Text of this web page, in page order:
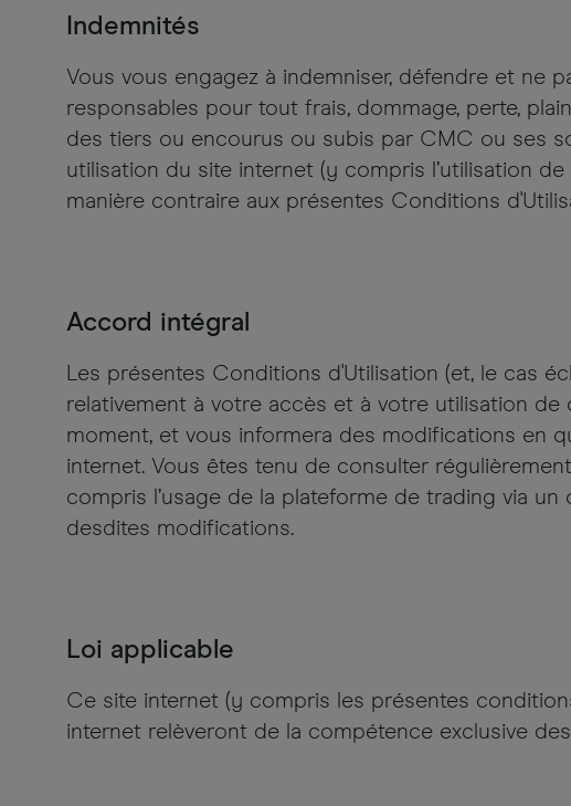
Indemnités
Vous vous engagez à indemniser, défendre et ne
responsables pour tout frais, dommage, perte,
des tiers ou encourus ou subis par CMC ou ses
utilisation du site internet (y compris l’utilisation
manière contraire aux présentes Conditions
Accord intégral
Les présentes Conditions d'Utilisation (et, le cas
relativement à votre accès et à votre utilisation
moment, et vous informera des modifications en
internet. Vous êtes tenu de consulter
compris l’usage de la plateforme de trading via
desdites modifications.
Loi applicable
Ce site internet (y compris les présentes
internet relèveront de la compétence exclusive